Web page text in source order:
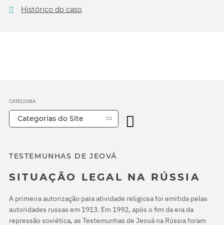
Histórico do caso
TESTEMUNHAS DE JEOVÁ
SITUAÇÃO LEGAL NA RÚSSIA
A primeira autorização para atividade religiosa foi emitida pelas
autoridades russas em 1913. Em 1992, após o fim da era da
repressão soviética, as Testemunhas de Jeová na Rússia foram
CATEGORIA
Categorias do Site